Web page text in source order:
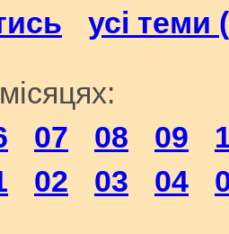
усі теми
07 08 09
02 03 04